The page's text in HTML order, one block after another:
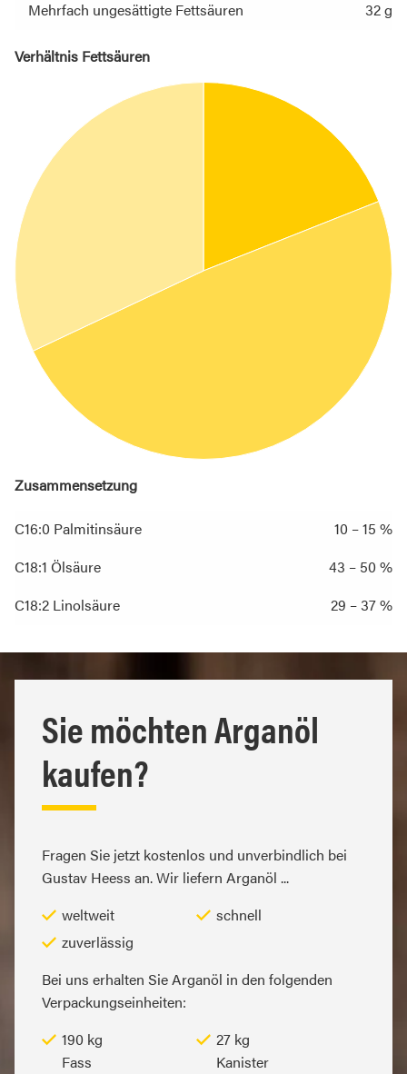
Mehrfach ungesättigte Fettsäuren 32 g
Verhältnis Fettsäuren
Zusammensetzung
C16:0 Palmitinsäure
10 – 15 %
C18:1 Ölsäure
43 – 50 %
C18:2 Linolsäure
29 – 37 %
Sie möchten Arganöl
kaufen?
Fragen Sie jetzt kostenlos und unverbindlich bei
Gustav Heess an. Wir liefern Arganöl ...
weltweit
schnell
zuverlässig
Bei uns erhalten Sie Arganöl in den folgenden
Verpackungseinheiten:
190 kg
Fass
27 kg
Kanister